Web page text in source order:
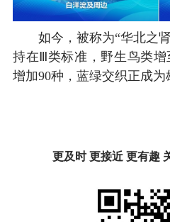
如今，被称为“华北之
持在Ⅲ类标准，野生鸟类
增加90种，蓝绿交织正成为
更及时 更接近 更有趣